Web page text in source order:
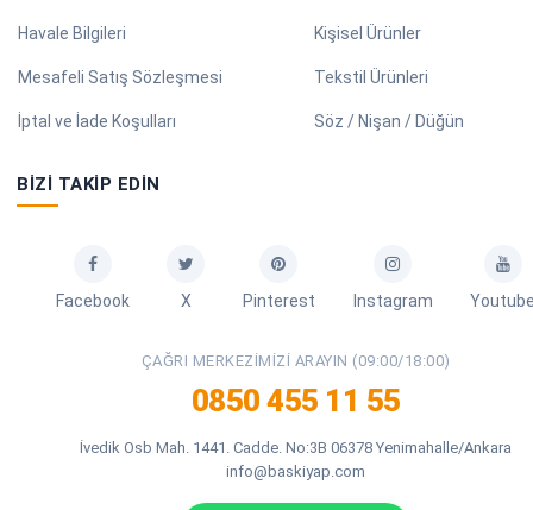
Havale Bilgileri
Mesafeli Satış Sözleşmesi
İptal ve İade Koşulları
Kişisel Ürünler
Tekstil Ürünleri
Söz / Nişan / Düğün
BIZI TAKIP EDIN
Facebook X Pinterest Instagram
ÇAĞRI MERKEZIMIZI ARAYIN (09:00/18:00)
0850 455 11 55
İvedik Osb Mah. 1441. Cadde. No:3B 06378 Yenimahalle/Ankara
info@baskiyap.com